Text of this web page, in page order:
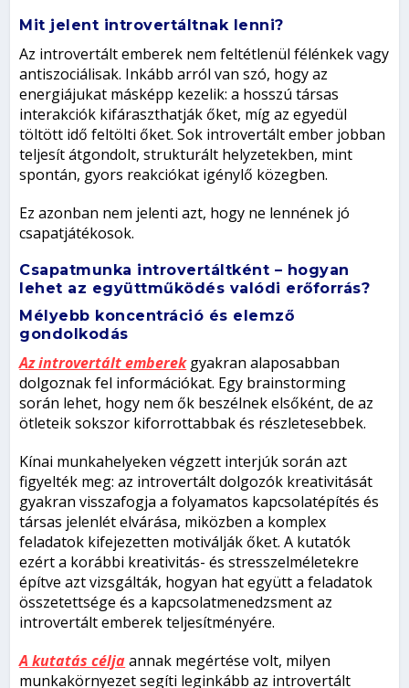
Mit jelent introvertáltnak lenni?
Az introvertált emberek nem feltétlenül félénkek vagy
antiszociálisak. Inkább arról van szó, hogy az
energiájukat másképp kezelik: a hosszú társas
interakciók kifáraszthatják őket, míg az egyedül
töltött idő feltölti őket. Sok introvertált ember jobban
teljesít átgondolt, strukturált helyzetekben, mint
spontán, gyors reakciókat igénylő közegben.
Ez azonban nem jelenti azt, hogy ne lennének jó
csapatjátékosok.
Csapatmunka introvertáltként – hogyan
lehet az együttműködés valódi erőforrás?
Mélyebb koncentráció és elemző
gondolkodás
Az introvertált emberekgyakran alaposabban
dolgoznak fel információkat. Egy brainstorming
során lehet, hogy nem ők beszélnek elsőként, de az
ötleteik sokszor kiforrottabbak és részletesebbek.
Kínai munkahelyeken végzett interjúk során azt
figyelték meg: az introvertált dolgozók kreativitását
gyakran visszafogja a folyamatos kapcsolatépítés és
társas jelenlét elvárása, miközben a komplex
feladatok kifejezetten motiválják őket. A kutatók
ezért a korábbi kreativitás- és stresszelméletekre
építve azt vizsgálták, hogyan hat együtt a feladatok
összetettsége és a kapcsolatmenedzsment az
introvertált emberek teljesítményére.
A kutatás céljaannak megértése volt, milyen
munkakörnyezet segíti leginkább az introvertált